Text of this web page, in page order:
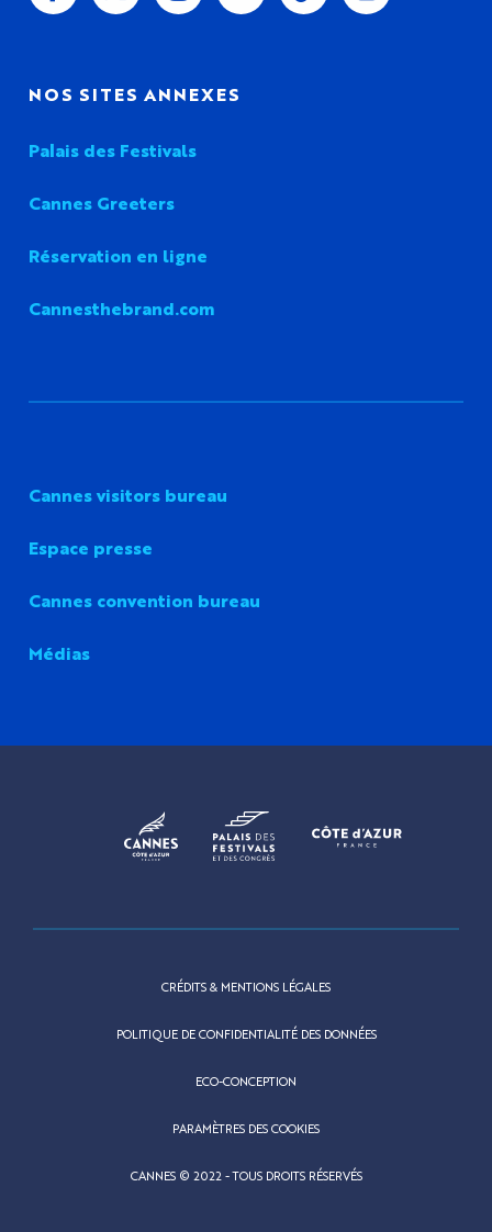
NOS SITES ANNEXES
Palais des Festivals
Cannes Greeters
Réservation en ligne
Cannesthebrand.com
Cannes visitors bureau
Espace presse
Cannes convention bureau
Médias
CRÉDITS & MENTIONS LÉGALES
POLITIQUE DE CONFIDENTIALITÉ DES DONNÉES
ECO-CONCEPTION
PARAMÈTRES DES COOKIES
CANNES © 2022 - TOUS DROITS RÉSERVÉS